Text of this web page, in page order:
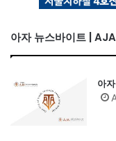
아자 뉴스바이트 |
아